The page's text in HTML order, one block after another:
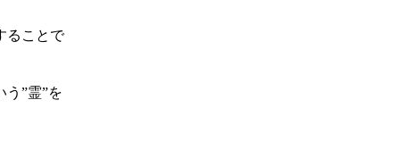
ることで
”霊”を